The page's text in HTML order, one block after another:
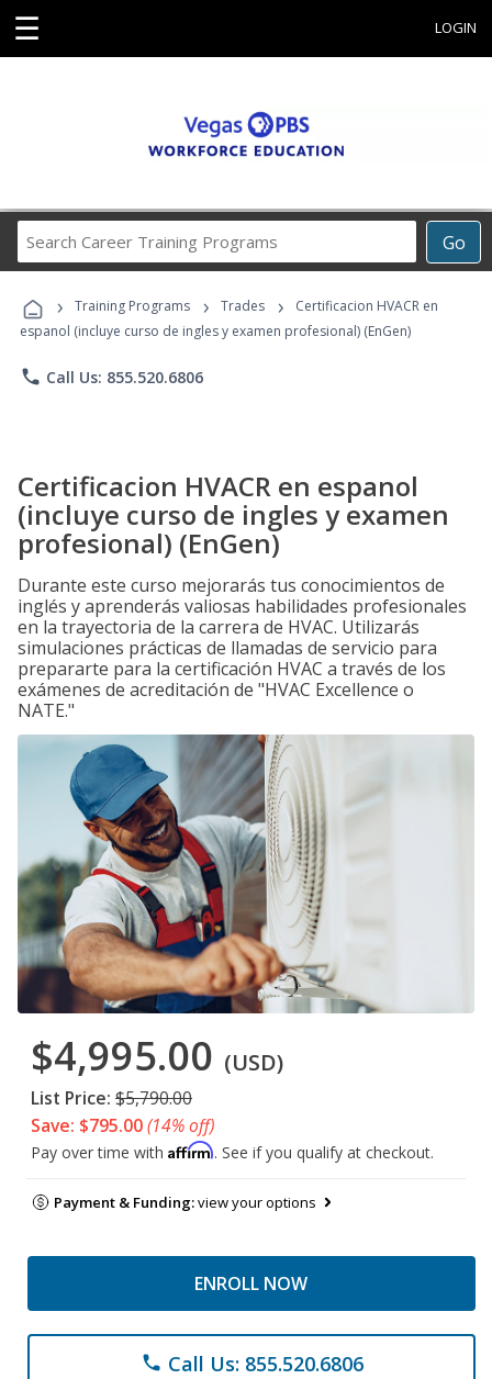
☰ LOGIN
Go
Career
Programs
› Training Programs › Trades ›
Certificacion HVACR en
espanol (incluye curso de ingles y examen profesional) (EnGen)
phone Call Us: 855.520.6806
Certificacion HVACR en espanol
(incluye curso de ingles y examen
profesional) (EnGen)
Durante este curso mejorarás tus conocimientos de
inglés y aprenderás valiosas habilidades profesionales
en la trayectoria de la carrera de HVAC. Utilizarás
simulaciones prácticas de llamadas de servicio para
prepararte para la certificación HVAC a través de los
exámenes de acreditación de "HVAC Excellence o
NATE."
$4,995.00 (USD)
List Price: $5,790.00
Save: $795.00(14% off)
Pay over time with Affirm. See if you qualify at checkout.
Payment & Funding:view your options
ENROLL NOW
phone Call Us: 855.520.6806